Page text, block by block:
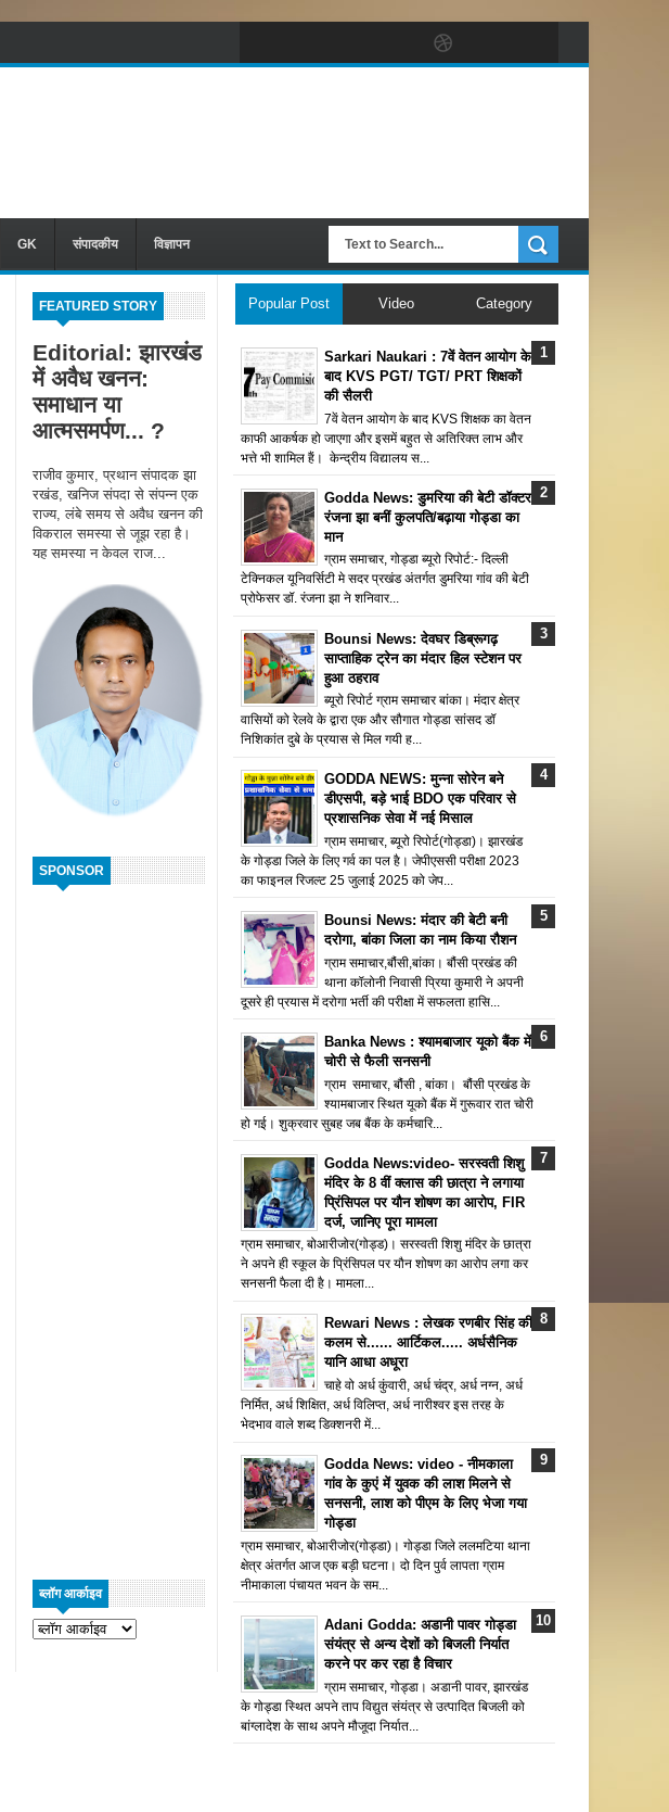
GK संपादकीय विज्ञापन
FEATURED STORY
Editorial: झारखंड
में अवैध खनन:
समाधान या
आत्मसमर्पण... ?
राजीव कुमार, प्रथान संपादक झा
रखंड, खनिज संपदा से संपन्न एक
राज्य, लंबे समय से अवैध खनन की
विकराल समस्या से जूझ रहा है।
यह समस्या न केवल राज...
SPONSOR
ब्लॉग आर्काइव
Popular Post Video Category
Sarkari Naukari : 7वें वेतन आयोग के
बाद KVS PGT/ TGT/ PRT शिक्षकों
की सैलरी
7वें वेतन आयोग के बाद KVS शिक्षक का वेतन
काफी आकर्षक हो जाएगा और इसमें बहुत से अतिरिक्त लाभ और
भत्ते भी शामिल हैं। केन्द्रीय विद्यालय स...
Godda News: डुमरिया की बेटी डॉक्टर
रंजना झा बनीं कुलपति/बढ़ाया गोड्डा का
मान
ग्राम समाचार, गोड्डा ब्यूरो रिपोर्ट:- दिल्ली
टेक्निकल यूनिवर्सिटी मे सदर प्रखंड अंतर्गत डुमरिया गांव की बेटी
प्रोफेसर डॉ. रंजना झा ने शनिवार...
Bounsi News: देवघर डिब्रूगढ़
साप्ताहिक ट्रेन का मंदार हिल स्टेशन पर
हुआ ठहराव
ब्यूरो रिपोर्ट ग्राम समाचार बांका। मंदार क्षेत्र
वासियों को रेलवे के द्वारा एक और सौगात गोड्डा सांसद डॉ
निशिकांत दुबे के प्रयास से मिल गयी ह...
GODDA NEWS: मुन्ना सोरेन बने
डीएसपी, बड़े भाई BDO एक परिवार से
प्रशासनिक सेवा में नई मिसाल
ग्राम समाचार, ब्यूरो रिपोर्ट(गोड्डा)। झारखंड
के गोड्डा जिले के लिए गर्व का पल है। जेपीएससी परीक्षा 2023
का फाइनल रिजल्ट 25 जुलाई 2025 को जेप...
Bounsi News: मंदार की बेटी बनी
दरोगा, बांका जिला का नाम किया रौशन
ग्राम समाचार,बौंसी,बांका। बौंसी प्रखंड की
थाना कॉलोनी निवासी प्रिया कुमारी ने अपनी
दूसरे ही प्रयास में दरोगा भर्ती की परीक्षा में सफलता हासि...
Banka News : श्यामबाजार यूको बैंक में
चोरी से फैली सनसनी
ग्राम समाचार, बौंसी , बांका। बौंसी प्रखंड के
श्यामबाजार स्थित यूको बैंक में गुरूवार रात चोरी
हो गई। शुक्रवार सुबह जब बैंक के कर्मचारि...
Godda News:video- सरस्वती शिशु
मंदिर के 8 वीं क्लास की छात्रा ने लगाया
प्रिंसिपल पर यौन शोषण का आरोप, FIR
दर्ज, जानिए पूरा मामला
ग्राम समाचार, बोआरीजोर(गोड्ड)। सरस्वती शिशु मंदिर के छात्रा
ने अपने ही स्कूल के प्रिंसिपल पर यौन शोषण का आरोप लगा कर
सनसनी फैला दी है। मामला...
Rewari News : लेखक रणबीर सिंह की
कलम से...... आर्टिकल..... अर्धसैनिक
यानि आधा अधूरा
चाहे वो अर्ध कुंवारी, अर्ध चंद्र, अर्ध नग्न, अर्ध
निर्मित, अर्ध शिक्षित, अर्ध विलिप्त, अर्ध नारीश्वर इस तरह के
भेदभाव वाले शब्द डिक्शनरी में...
Godda News: video - नीमकाला
गांव के कुएं में युवक की लाश मिलने से
सनसनी, लाश को पीएम के लिए भेजा गया
गोड्डा
ग्राम समाचार, बोआरीजोर(गोड्डा)। गोड्डा जिले ललमटिया थाना
क्षेत्र अंतर्गत आज एक बड़ी घटना। दो दिन पुर्व लापता ग्राम
नीमाकाला पंचायत भवन के सम...
Adani Godda: अडानी पावर गोड्डा
संयंत्र से अन्य देशों को बिजली निर्यात
करने पर कर रहा है विचार
ग्राम समाचार, गोड्डा। अडानी पावर, झारखंड
के गोड्डा स्थित अपने ताप विद्युत संयंत्र से उत्पादित बिजली को
बांग्लादेश के साथ अपने मौजूदा निर्यात...